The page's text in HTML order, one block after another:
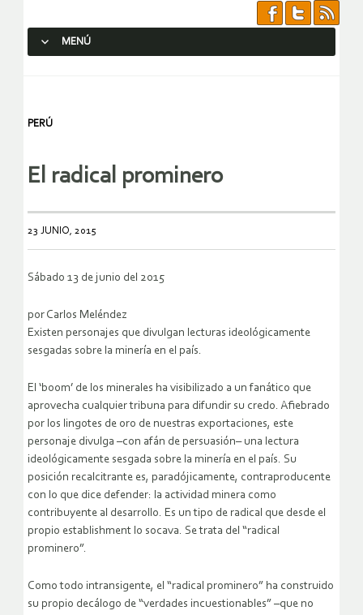
MENÚ
PERÚ
El radical prominero
23 JUNIO, 2015
Sábado 13 de junio del 2015
por Carlos Meléndez
Existen personajes que divulgan lecturas ideológicamente
sesgadas sobre la minería en el país.
El ‘boom’ de los minerales ha visibilizado a un fanático que
aprovecha cualquier tribuna para difundir su credo. Afiebrado
por los lingotes de oro de nuestras exportaciones, este
personaje divulga –con afán de persuasión– una lectura
ideológicamente sesgada sobre la minería en el país. Su
posición recalcitrante es, paradójicamente, contraproducente
con lo que dice defender: la actividad minera como
contribuyente al desarrollo. Es un tipo de radical que desde el
propio establishment lo socava. Se trata del “radical
prominero”.
Como todo intransigente, el “radical prominero” ha construido
su propio decálogo de “verdades incuestionables” –que no